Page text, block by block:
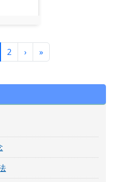
前頁次)
2 ›下一頁
»最後頁